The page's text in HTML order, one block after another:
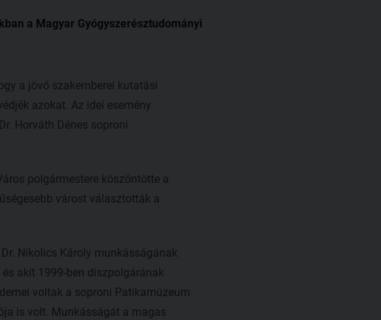
a Magyar Gyógyszerésztudományi
a jövő szakemberei kutatási
azokat. Az idei esemény
Horváth Dénes soproni
polgármestere köszöntötte a
várost választották a
Nikolics Károly munkásságának
akit 1999-ben díszpolgárának
voltak a soproni Patikamúzeum
is volt. Munkásságát a magas